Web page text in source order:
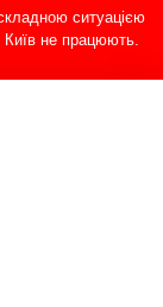
ситуацією
Київ не працюють.